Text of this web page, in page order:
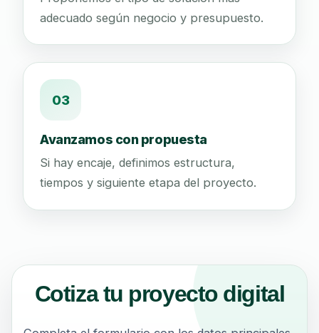
adecuado según negocio y presupuesto.
03
Avanzamos con propuesta
Si hay encaje, definimos estructura,
tiempos y siguiente etapa del proyecto.
Cotiza tu proyecto digital